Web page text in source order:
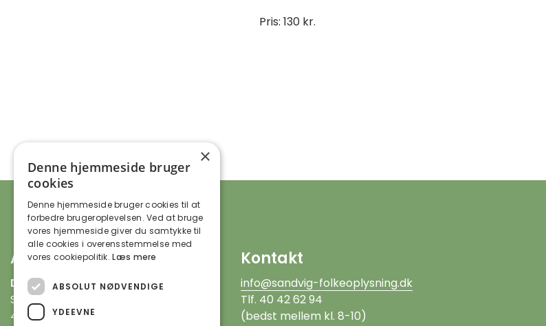
Pris: 130 kr.
Adresse
DOF Sandvig Folkeoplysning
Sandevej 3, Sandvig
4735 Mern
Kontakt
info@sandvig-folkeoplysning.dk
Tlf. 40 42 62 94
(bedst mellem kl. 8-10)
×
Denne hjemmeside bruger
cookies
Denne hjemmeside bruger cookies til at
forbedre brugeroplevelsen. Ved at bruge
vores hjemmeside giver du samtykke til
alle cookies i overensstemmelse med
vores cookiepolitik.Læs mere
ABSOLUT NØDVENDIGE
YDEEVNE